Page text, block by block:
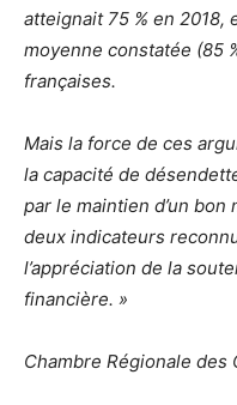
atteignait 75 % en
moyenne constatée (85
françaises.
Mais la force de ces
la capacité de
par le maintien d’un bon
deux indicateurs
l’appréciation de la
financière. »
Chambre Régionale des